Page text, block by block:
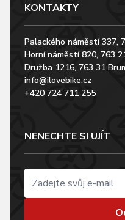
KONTAKTY
Palackého náměstí 337,
Horní náměstí 820, 763
Družba 1216, 763 31
info@ilovebike.cz
+420 724 711 255
NENECHTE SI UJÍT